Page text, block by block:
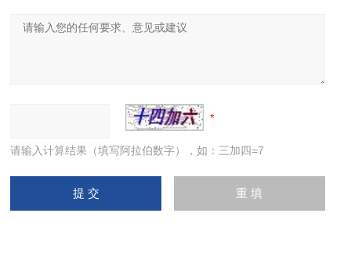
请输入计算结果（填写阿拉伯数字），如：三加四=7